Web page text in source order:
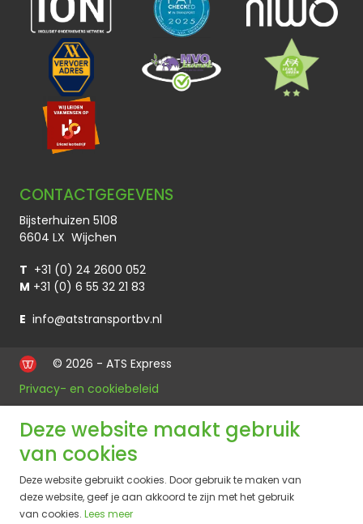
CONTACTGEGEVENS
Bijsterhuizen 5108
6604 LX Wijchen
T +31 (0) 24 2600 052
M +31 (0) 6 55 32 21 83
E info@atstransportbv.nl
© 2026 - ATS Express
Privacy- en cookiebeleid
Deze website maakt gebruik
van cookies
Deze website gebruikt cookies. Door gebruik te maken van
deze website, geef je aan akkoord te zijn met het gebruik
van cookies. Lees meer